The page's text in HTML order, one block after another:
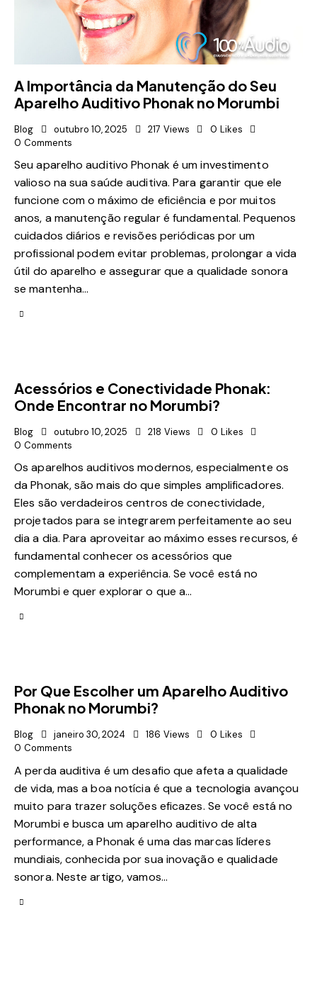
A Importância da Manutenção do Seu
Aparelho Auditivo Phonak no Morumbi
Blog outubro 10, 2025 217 Views 0 Likes
0 Comments
Seu aparelho auditivo Phonak é um investimento
valioso na sua saúde auditiva. Para garantir que ele
funcione com o máximo de eficiência e por muitos
anos, a manutenção regular é fundamental. Pequenos
cuidados diários e revisões periódicas por um
profissional podem evitar problemas, prolongar a vida
útil do aparelho e assegurar que a qualidade sonora
se mantenha…
Acessórios e Conectividade Phonak:
Onde Encontrar no Morumbi?
Blog outubro 10, 2025 218 Views 0 Likes
0 Comments
Os aparelhos auditivos modernos, especialmente os
da Phonak, são mais do que simples amplificadores.
Eles são verdadeiros centros de conectividade,
projetados para se integrarem perfeitamente ao seu
dia a dia. Para aproveitar ao máximo esses recursos, é
fundamental conhecer os acessórios que
complementam a experiência. Se você está no
Morumbi e quer explorar o que a…
Por Que Escolher um Aparelho Auditivo
Phonak no Morumbi?
Blog janeiro 30, 2024 186 Views 0 Likes
0 Comments
A perda auditiva é um desafio que afeta a qualidade
de vida, mas a boa notícia é que a tecnologia avançou
muito para trazer soluções eficazes. Se você está no
Morumbi e busca um aparelho auditivo de alta
performance, a Phonak é uma das marcas líderes
mundiais, conhecida por sua inovação e qualidade
sonora. Neste artigo, vamos…